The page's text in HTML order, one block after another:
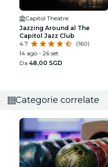
Capitol Theatre
Jazzing Around al The
Capitol Jazz Club
4.7
(160)
14 ago - 26 set
Da 48,00 SGD
Categorie correlate